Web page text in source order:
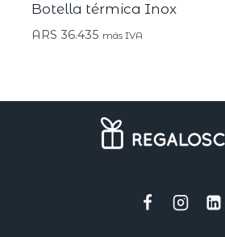
Botella térmica Inox
ARS 36.435 más IVA